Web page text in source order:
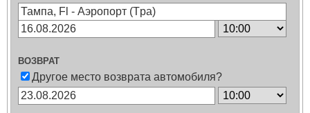
ВОЗВРАТ
Другое место возврата автомобиля?